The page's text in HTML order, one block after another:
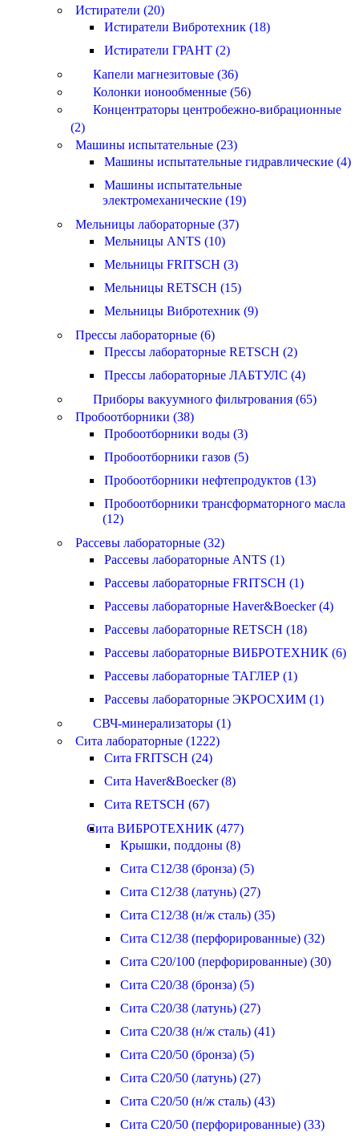
Истиратели (20)
Истиратели Вибротехник (18)
Истиратели ГРАНТ (2)
Капели магнезитовые (36)
Колонки ионообменные (56)
Концентраторы центробежно-вибрационные
(2)
Машины испытательные (23)
Машины испытательные гидравлические (4)
Машины испытательные
электромеханические (19)
Мельницы лабораторные (37)
Мельницы ANTS (10)
Мельницы FRITSCH (3)
Мельницы RETSCH (15)
Мельницы Вибротехник (9)
Прессы лабораторные (6)
Прессы лабораторные RETSCH (2)
Прессы лабораторные ЛАБТУЛС (4)
Приборы вакуумного фильтрования (65)
Пробоотборники (38)
Пробоотборники воды (3)
Пробоотборники газов (5)
Пробоотборники нефтепродуктов (13)
Пробоотборники трансформаторного масла
(12)
Рассевы лабораторные (32)
Рассевы лабораторные ANTS (1)
Рассевы лабораторные FRITSCH (1)
Рассевы лабораторные Haver&Boecker (4)
Рассевы лабораторные RETSCH (18)
Рассевы лабораторные ВИБРОТЕХНИК (6)
Рассевы лабораторные ТАГЛЕР (1)
Рассевы лабораторные ЭКРОСХИМ (1)
СВЧ-минерализаторы (1)
Сита лабораторные (1222)
Сита FRITSCH (24)
Сита Haver&Boecker (8)
Сита RETSCH (67)
Сита ВИБРОТЕХНИК (477)
Крышки, поддоны (8)
Сита С12/38 (бронза) (5)
Сита С12/38 (латунь) (27)
Сита С12/38 (н/ж сталь) (35)
Сита С12/38 (перфорированные) (32)
Сита С20/100 (перфорированные) (30)
Сита С20/38 (бронза) (5)
Сита С20/38 (латунь) (27)
Сита С20/38 (н/ж сталь) (41)
Сита С20/50 (бронза) (5)
Сита С20/50 (латунь) (27)
Сита С20/50 (н/ж сталь) (43)
Сита С20/50 (перфорированные) (33)